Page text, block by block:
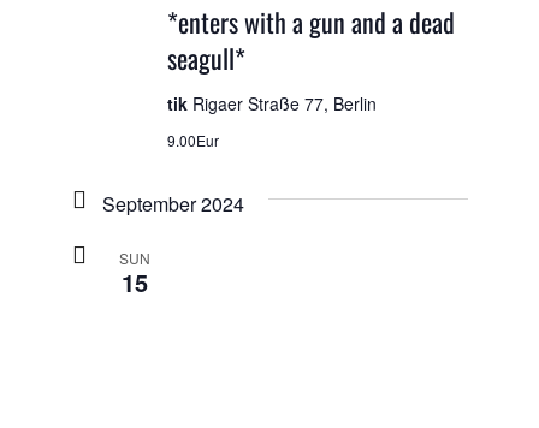
*enters with a gun and a dead
seagull*
tik Rigaer Straße 77, Berlin
9.00Eur
September 2024
SUN
15